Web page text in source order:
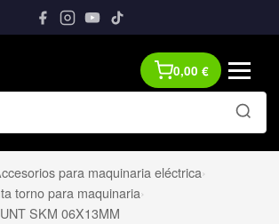
0,00 €
para maquinaria eléctrica›
torno para maquinaria›
SKM 06X13MM